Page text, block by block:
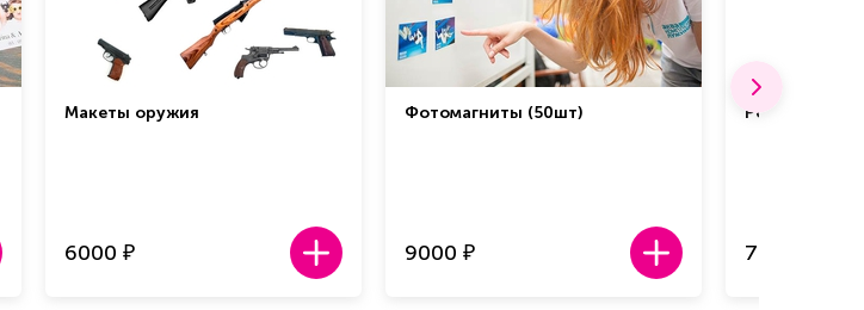
Макеты оружия
6000 ₽
Фотомагниты (50шт)
9000 ₽
Ростовая
7000